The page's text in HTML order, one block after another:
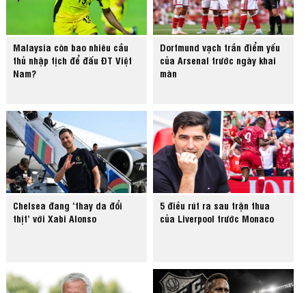
Malaysia còn bao nhiêu cầu
thủ nhập tịch để đấu ĐT Việt
Nam?
Dortmund vạch trần điểm yếu
của Arsenal trước ngày khai
màn
Chelsea đang ‘thay da đổi
thịt’ với Xabi Alonso
5 điều rút ra sau trận thua
của Liverpool trước Monaco